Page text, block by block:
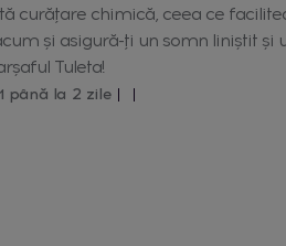
curățare chimică, ceea ce
și asigură-ți un somn liniștit și
Tuleta!
până la 2 zile